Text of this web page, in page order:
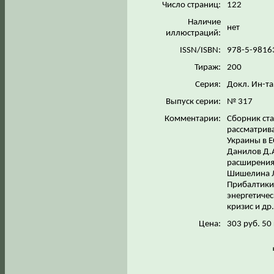
Число страниц:
122
Наличие
иллюстраций:
нет
ISSN/ISBN:
978-5-
Тираж:
200
Серия:
Докл. Ин-
Выпуск серии:
№ 317
Комментарии:
Сборник
Украины в
Данилов
Шишелина
кризис и
Цена:
303 руб. 50